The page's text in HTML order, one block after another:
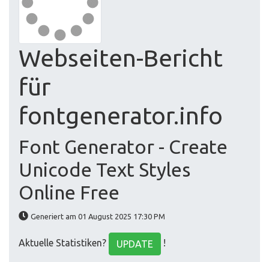
Webseiten-Bericht
für
fontgenerator.info
Font Generator - Create
Unicode Text Styles
Online Free
Generiert am 01 August 2025 17:30 PM
Aktuelle Statistiken? UPDATE !